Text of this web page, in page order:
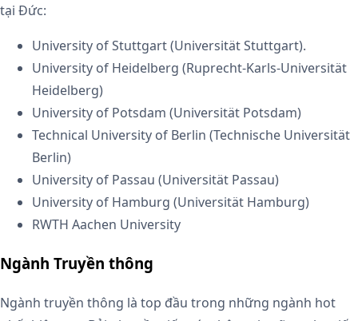
tại Đức:
University of Stuttgart (Universität Stuttgart).
University of Heidelberg (Ruprecht-Karls-Universität
Heidelberg)
University of Potsdam (Universität Potsdam)
Technical University of Berlin (Technische Universität
Berlin)
University of Passau (Universität Passau)
University of Hamburg (Universität Hamburg)
RWTH Aachen University
Ngành Truyền thông
Ngành truyền thông là top đầu trong những ngành hot